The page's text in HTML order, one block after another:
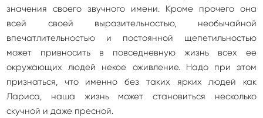
значения своего звучного имени. Кроме прочего она
всей своей выразительностью, необычайной
впечатлительностью и постоянной щепетильностью
может привносить в повседневную жизнь всех ее
окружающих людей некое оживление. Надо при этом
признаться, что именно без таких ярких людей как
Лариса, наша жизнь может становиться несколько
скучной и даже пресной.